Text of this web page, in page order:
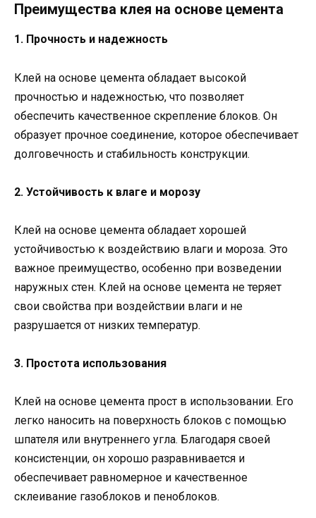
Преимущества клея на основе цемента
1. Прочность и надежность
Клей на основе цемента обладает высокой
прочностью и надежностью, что позволяет
обеспечить качественное скрепление блоков. Он
образует прочное соединение, которое обеспечивает
долговечность и стабильность конструкции.
2. Устойчивость к влаге и морозу
Клей на основе цемента обладает хорошей
устойчивостью к воздействию влаги и мороза. Это
важное преимущество, особенно при возведении
наружных стен. Клей на основе цемента не теряет
свои свойства при воздействии влаги и не
разрушается от низких температур.
3. Простота использования
Клей на основе цемента прост в использовании. Его
легко наносить на поверхность блоков с помощью
шпателя или внутреннего угла. Благодаря своей
консистенции, он хорошо разравнивается и
обеспечивает равномерное и качественное
склеивание газоблоков и пеноблоков.